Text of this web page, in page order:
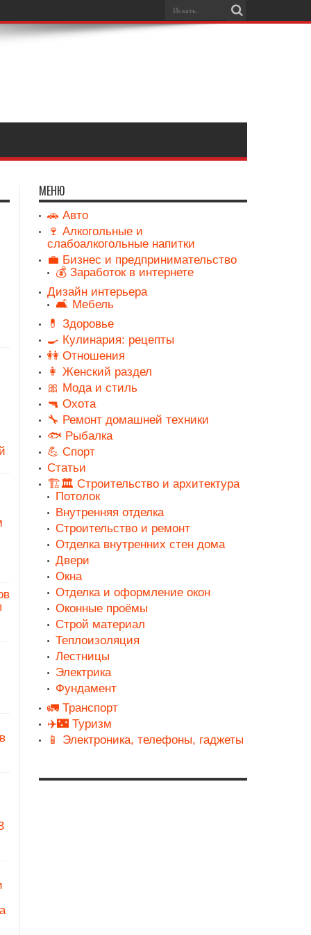
МЕНЮ
🚗 Авто
🍷 Алкогольные и
слабоалкогольные напитки
💼 Бизнес и предпринимательство
💰 Заработок в интернете
Дизайн интерьера
🛋️ Мебель
💊 Здоровье
🍳 Кулинария: рецепты
👭 Отношения
👩 Женский раздел
🎀 Мода и стиль
🔫 Охота
🔧 Ремонт домашней техники
🐟 Рыбалка
💪 Спорт
Статьи
🏗️🏛️ Строительство и архитектура
Потолок
Внутренняя отделка
Строительство и ремонт
Отделка внутренних стен дома
Двери
Окна
Отделка и оформление окон
Оконные проёмы
Строй материал
Теплоизоляция
Лестницы
Электрика
Фундамент
🚛 Транспорт
✈️🌃 Туризм
📱 Электроника, телефоны, гаджеты